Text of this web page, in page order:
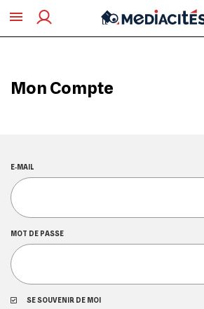
Mon Compte
E‑MAIL
MOT DE PASSE
SE SOUVENIR DE MOI